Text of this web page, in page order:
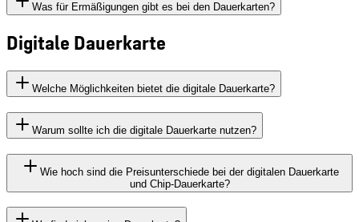
Was für Ermäßigungen gibt es bei den Dauerkarten?
Digitale Dauerkarte
Welche Möglichkeiten bietet die digitale Dauerkarte?
Warum sollte ich die digitale Dauerkarte nutzen?
Wie hoch sind die Preisunterschiede bei der digitalen Dauerkarte
und Chip-Dauerkarte?